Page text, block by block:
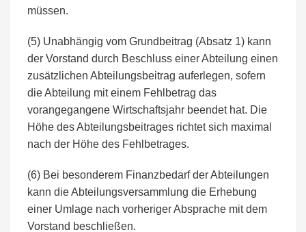
müssen.
(5) Unabhängig vom Grundbeitrag (Absatz 1) kann
der Vorstand durch Beschluss einer Abteilung einen
zusätzlichen Abteilungsbeitrag auferlegen, sofern
die Abteilung mit einem Fehlbetrag das
vorangegangene Wirtschaftsjahr beendet hat. Die
Höhe des Abteilungsbeitrages richtet sich maximal
nach der Höhe des Fehlbetrages.
(6) Bei besonderem Finanzbedarf der Abteilungen
kann die Abteilungsversammlung die Erhebung
einer Umlage nach vorheriger Absprache mit dem
Vorstand beschließen.